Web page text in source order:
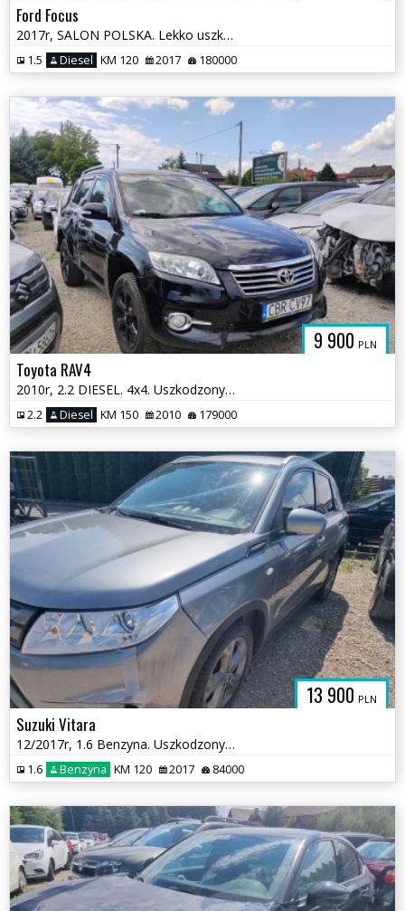
Ford Focus
2017r, SALON POLSKA. Lekko uszkodzone boki. Jeździ.
1.5 Diesel KM 120 2017 180000
9 900 PLN
Toyota RAV4
2010r, 2.2 DIESEL. 4x4. Uszkodzony lewy bok. Jeździ
2.2 Diesel KM 150 2010 179000
13 900 PLN
Suzuki Vitara
12/2017r, 1.6 Benzyna. Uszkodzony prawy przód .
1.6 Benzyna KM 120 2017 84000